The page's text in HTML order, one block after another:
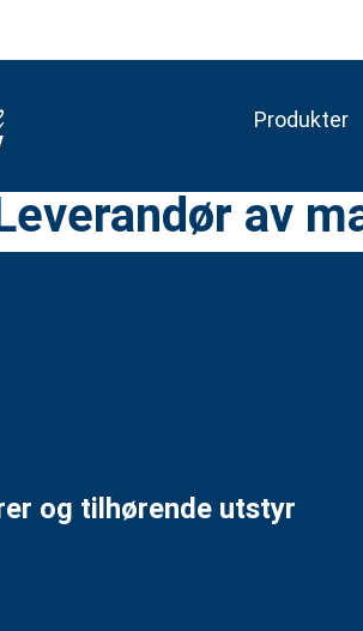
Produkter
av
og tilhørende utstyr